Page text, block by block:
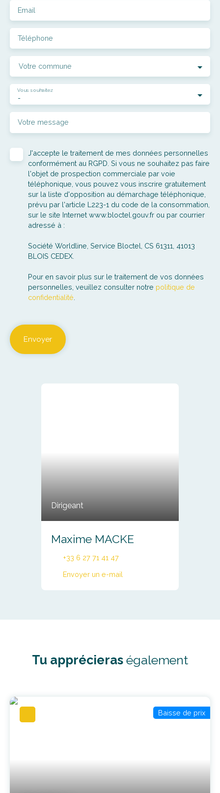
Email
Téléphone
Votre commune
-
Vous souhaitez
Votre message
J'accepte le traitement de mes données personnelles
conformément au RGPD. Si vous ne souhaitez pas faire
l'objet de prospection commerciale par voie
téléphonique, vous pouvez vous inscrire gratuitement
sur la liste d'opposition au démarchage téléphonique,
prévu par l'article L223-1 du code de la consommation,
sur le site Internet www.bloctel.gouv.fr ou par courrier
adressé à :
Société Worldline, Service Bloctel, CS 61311, 41013
BLOIS CEDEX.
Pour en savoir plus sur le traitement de vos données
personnelles, veuillez consulter notre politique de
confidentialité
Envoyer
Dirigeant
Maxime MACKE
+33 6 27 71 41 47
Envoyer un e-mail
Tu apprécieras également
Baisse de prix